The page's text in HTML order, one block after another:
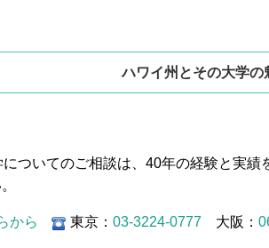
ハワイ州とその大学
ついてのご相談は、40年の経験と実績
から 東京：03-3224-0777 大阪：